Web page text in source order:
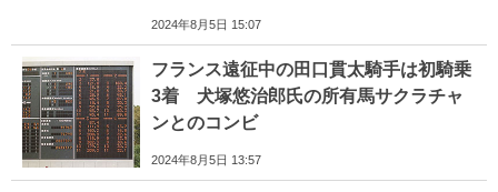
2024年8月5日 15:07
フランス遠征中の田口貫太騎手は初騎乗
3着 犬塚悠治郎氏の所有馬サクラチャ
ンとのコンビ
2024年8月5日 13:57